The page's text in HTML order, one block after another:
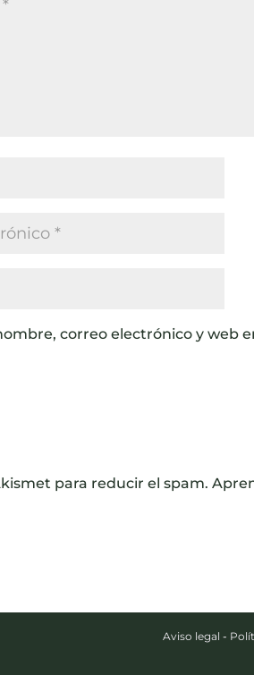
correo electrónico y web
para reducir el spam.
Aviso legal -